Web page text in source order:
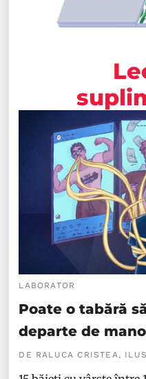
LABORATOR
Poate o tabără
departe de
DE RALUCA CRISTEA,